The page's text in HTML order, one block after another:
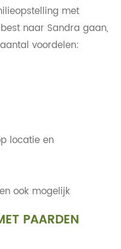
met
naar Sandra gaan,
voordelen:
locatie en
ook mogelijk
PAARDEN